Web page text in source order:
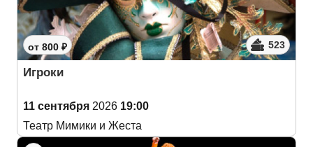
от 800 ₽ 523
Игроки
11 сентября 2026 19:00
Театр Мимики и Жеста